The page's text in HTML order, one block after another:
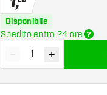
Disponibile
Spedito entro 24 ore
Diminuisci quantità
- Aumenta
+